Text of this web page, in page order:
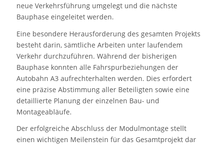
neue Verkehrsführung umgelegt und die nächste
Bauphase eingeleitet werden.
Eine besondere Herausforderung des gesamten Projekts
besteht darin, sämtliche Arbeiten unter laufendem
Verkehr durchzuführen. Während der bisherigen
Bauphase konnten alle Fahrspurbeziehungen der
Autobahn A3 aufrechterhalten werden. Dies erfordert
eine präzise Abstimmung aller Beteiligten sowie eine
detaillierte Planung der einzelnen Bau- und
Montageabläufe.
Der erfolgreiche Abschluss der Modulmontage stellt
einen wichtigen Meilenstein für das Gesamtprojekt dar